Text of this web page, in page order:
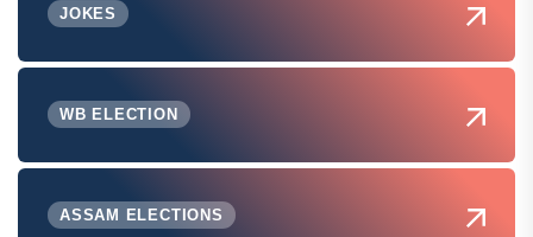
JOKES
WB ELECTION
ASSAM ELECTIONS